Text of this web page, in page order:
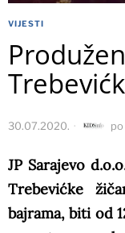
VIJESTI
30.07.2020. po
JP Sarajevo
Trebevićke
bajrama, biti od